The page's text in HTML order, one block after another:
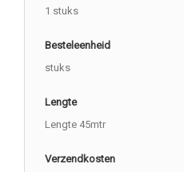
1 stuks
Besteleenheid
stuks
Lengte
Lengte 45mtr
Verzendkosten